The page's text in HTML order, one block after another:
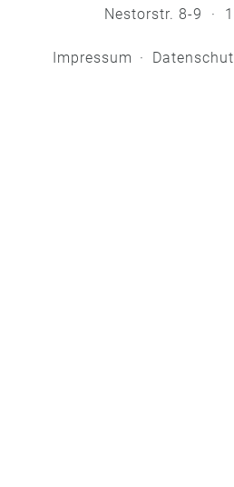
Nestorstr. 8-9 ·
Impressum